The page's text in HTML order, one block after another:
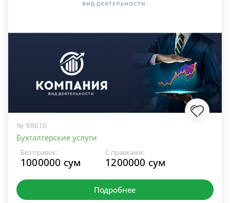
№ 98610
Бухгалтерские услуги
Без правок:
1000000 сум
С правками:
1200000 сум
Подробнее